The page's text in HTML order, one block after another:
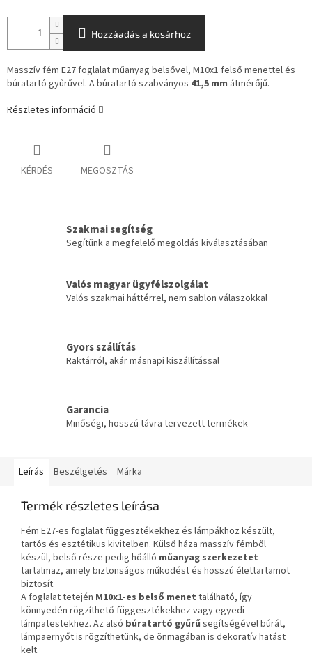
Hozzáadás a kosárhoz
Masszív fém E27 foglalat műanyag belsővel, M10x1 felső menettel és
búratartó gyűrűvel. A búratartó szabványos 41,5 mm átmérőjű.
Részletes információ
KÉRDÉS MEGOSZTÁS
Szakmai segítség
Segítünk a megfelelő megoldás kiválasztásában
Valós magyar ügyfélszolgálat
Valós szakmai háttérrel, nem sablon válaszokkal
Gyors szállítás
Raktárról, akár másnapi kiszállítással
Garancia
Minőségi, hosszú távra tervezett termékek
Leírás Beszélgetés Márka
Termék részletes leírása
Fém E27-es foglalat függesztékekhez és lámpákhoz készült,
tartós és esztétikus kivitelben. Külső háza masszív fémből
készül, belső része pedig hőálló műanyag szerkezetet
tartalmaz, amely biztonságos működést és hosszú élettartamot
biztosít.
A foglalat tetején M10x1-es belső menet található, így
könnyedén rögzíthető függesztékekhez vagy egyedi
lámpatestekhez. Az alsó búratartó gyűrű segítségével búrát,
lámpaernyőt is rögzíthetünk, de önmagában is dekoratív hatást
kelt.